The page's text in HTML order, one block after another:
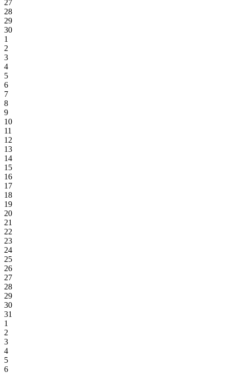
27
28
29
30
1
2
3
4
5
6
7
8
9
10
11
12
13
14
15
16
17
18
19
20
21
22
23
24
25
26
27
28
29
30
31
1
2
3
4
5
6